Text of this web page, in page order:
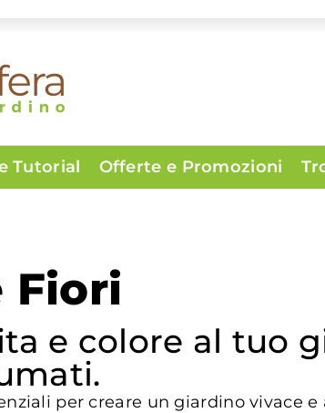
Tutorial Offerte e Promozioni
Fiori
e colore al tuo
per creare un giardino vivace